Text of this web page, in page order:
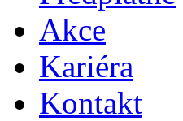
Akce
Kariéra
Kontakt